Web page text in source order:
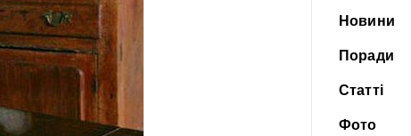
Новини
Поради
Статті
Фото